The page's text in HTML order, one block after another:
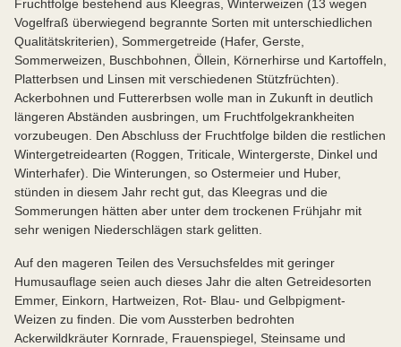
Fruchtfolge bestehend aus Kleegras, Winterweizen (13 wegen
Vogelfraß überwiegend begrannte Sorten mit unterschiedlichen
Qualitätskriterien), Sommergetreide (Hafer, Gerste,
Sommerweizen, Buschbohnen, Öllein, Körnerhirse und Kartoffeln,
Platterbsen und Linsen mit verschiedenen Stützfrüchten).
Ackerbohnen und Futtererbsen wolle man in Zukunft in deutlich
längeren Abständen ausbringen, um Fruchtfolgekrankheiten
vorzubeugen. Den Abschluss der Fruchtfolge bilden die restlichen
Wintergetreidearten (Roggen, Triticale, Wintergerste, Dinkel und
Winterhafer). Die Winterungen, so Ostermeier und Huber,
stünden in diesem Jahr recht gut, das Kleegras und die
Sommerungen hätten aber unter dem trockenen Frühjahr mit
sehr wenigen Niederschlägen stark gelitten.
Auf den mageren Teilen des Versuchsfeldes mit geringer
Humusauflage seien auch dieses Jahr die alten Getreidesorten
Emmer, Einkorn, Hartweizen, Rot- Blau- und Gelbpigment-
Weizen zu finden. Die vom Aussterben bedrohten
Ackerwildkräuter Kornrade, Frauenspiegel, Steinsame und